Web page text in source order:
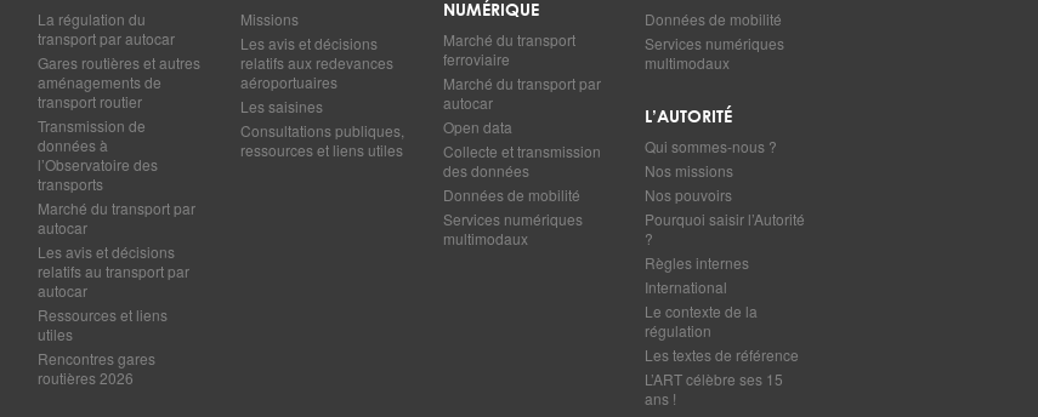
La régulation du
transport par autocar
Gares routières et autres
aménagements de
transport routier
Transmission de
données à
l’Observatoire des
transports
Marché du transport par
autocar
Les avis et décisions
relatifs au transport par
autocar
Ressources et liens
utiles
Rencontres gares
routières 2026
Missions
Les avis et décisions
relatifs aux redevances
aéroportuaires
Les saisines
Consultations publiques,
ressources et liens utiles
NUMÉRIQUE
Marché du transport
ferroviaire
Marché du transport par
autocar
Open data
Collecte et transmission
des données
Données de mobilité
Services numériques
multimodaux
Données de mobilité
Services numériques
multimodaux
L’AUTORITÉ
Qui sommes-nous ?
Nos missions
Nos pouvoirs
Pourquoi saisir l’Autorité
?
Règles internes
International
Le contexte de la
régulation
Les textes de référence
L’ART célèbre ses 15
ans !